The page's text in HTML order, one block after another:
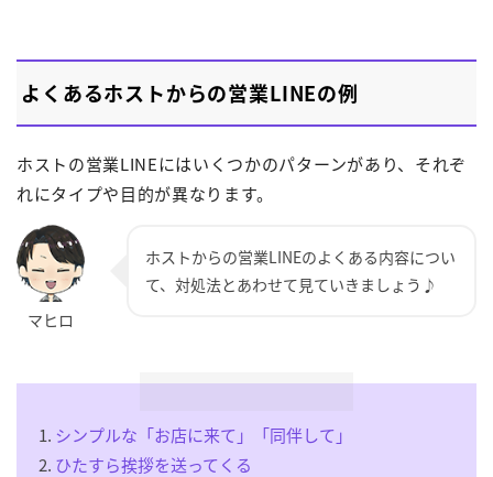
よくあるホストからの営業LINEの例
ホストの営業LINEにはいくつかのパターンがあり、それぞ
れにタイプや目的が異なります。
ホストからの営業LINEのよくある内容につい
て、対処法とあわせて見ていきましょう♪
シンプルな「お店に来て」「同伴して」
ひたすら挨拶を送ってくる